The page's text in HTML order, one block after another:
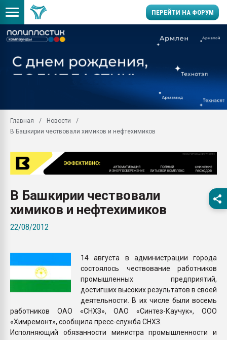
ПЕРЕЙТИ НА ФОРУМ
заводу пластмасс"
28.07.2026
пластмасс
28.07.2026
ПЕРЕЙТИ НА
Главная
Новости
В Башкирии чествовали химиков и нефтехимиков
В Башкирии чествовали
химиков и нефтехимиков
22/08/2012
14 августа в администрации города
состоялось чествование работников
промышленных предприятий,
достигших высоких результатов в своей
деятельности. В их числе были восемь
работников ОАО «СНХЗ», ОАО «Синтез-Каучук», ООО
«Химремонт», сообщила пресс-служба СНХЗ.
Исполняющий обязанности министра промышленности и